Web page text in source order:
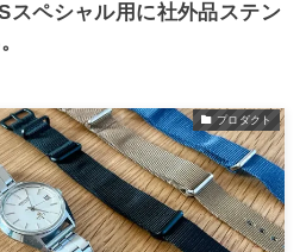
スペシャル用に社外品ステン
プロダクト